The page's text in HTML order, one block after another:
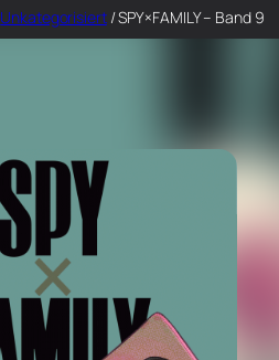
Unkategorisiert/ SPY×FAMILY – Band 9